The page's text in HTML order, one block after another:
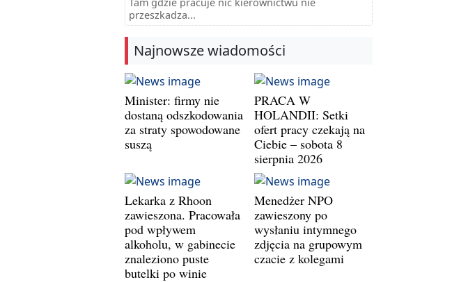
przeszkadza...
Najnowsze wiadomości
Minister: firmy nie
dostaną odszkodowania
za straty spowodowane
suszą
PRACA W
HOLANDII: Setki
ofert pracy czekają na
Ciebie – sobota 8
sierpnia 2026
Lekarka z Rhoon
zawieszona. Pracowała
pod wpływem
alkoholu, w gabinecie
znaleziono puste
butelki po winie
Menedżer NPO
zawieszony po
wysłaniu intymnego
zdjęcia na grupowym
czacie z kolegami